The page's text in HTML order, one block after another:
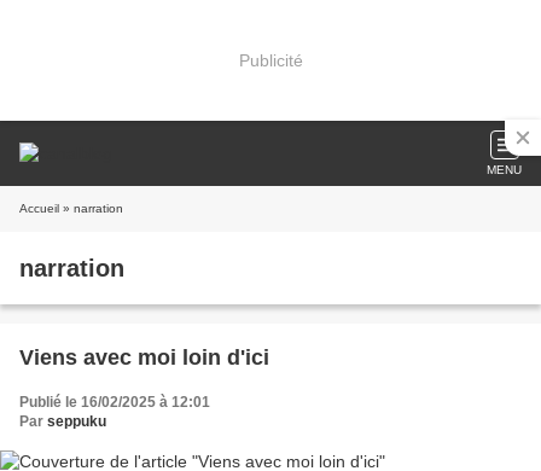
Publicité
MENU
Accueil » narration
narration
Viens avec moi loin d'ici
Publié le 16/02/2025 à 12:01
Par seppuku